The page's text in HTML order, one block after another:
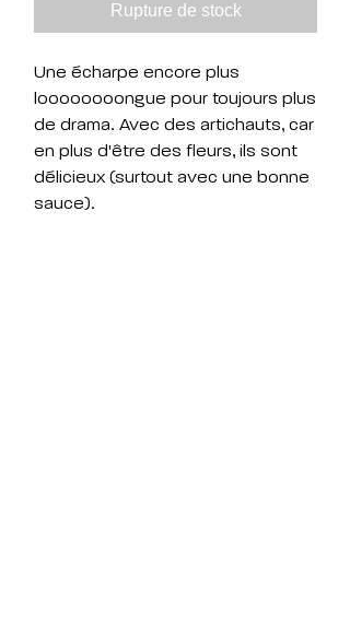
Rupture de stock
Une écharpe encore plus
loooooooongue pour toujours plus
de drama. Avec des artichauts, car
en plus d'être des fleurs, ils sont
délicieux (surtout avec une bonne
sauce).